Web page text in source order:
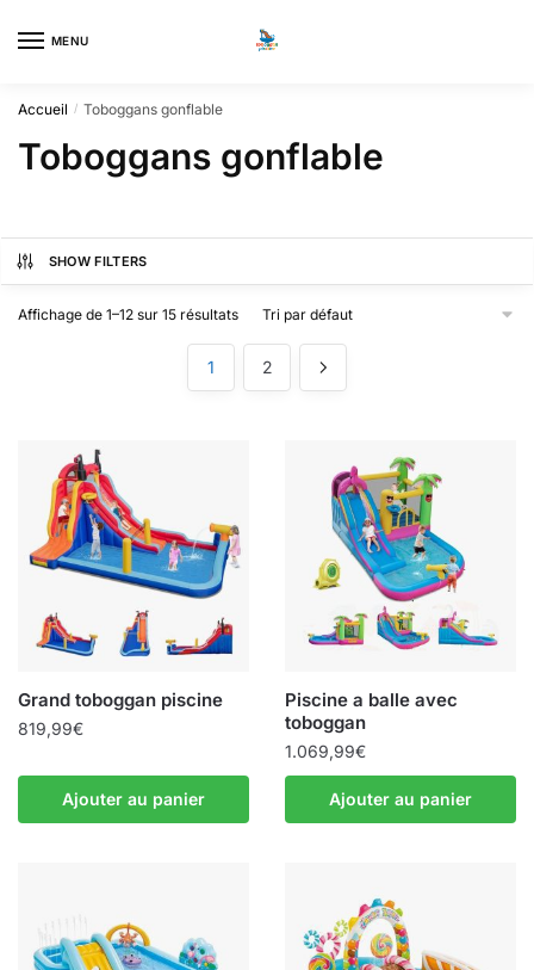
MENU
Accueil / Toboggans gonflable
Toboggans gonflable
SHOW FILTERS
Affichage de 1–12 sur 15 résultats
1 2
Grand toboggan piscine
819,99€
Ajouter au panier
Piscine a balle avec
toboggan
1.069,99€
Ajouter au panier